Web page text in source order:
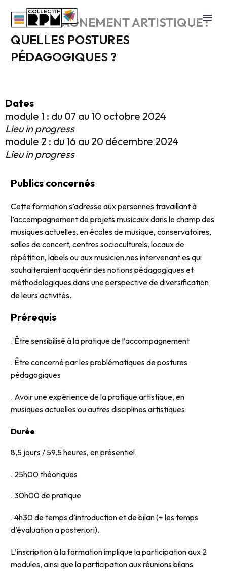
ACCOMPAGNEMENT ARTISTIQUE :
QUELLES POSTURES
PÉDAGOGIQUES ?
Dates
module 1 : du 07 au 10 octobre 2024
Lieu in progress
module 2 : du 16 au 20 décembre 2024
Lieu in progress
Publics concernés
Cette formation s’adresse aux personnes travaillant à
l’accompagnement de projets musicaux dans le champ des
musiques actuelles, en écoles de musique, conservatoires,
salles de concert, centres socioculturels, locaux de
répétition, labels ou aux musicien.nes intervenant.es qui
souhaiteraient acquérir des notions pédagogiques et
méthodologiques dans une perspective de diversification
de leurs activités.
Prérequis
. Être sensibilisé à la pratique de l’accompagnement
. Être concerné par les problématiques de postures
pédagogiques
. Avoir une expérience de la pratique artistique, en
musiques actuelles ou autres disciplines artistiques
Durée
8,5 jours / 59,5 heures, en présentiel.
. 25h00 théoriques
. 30h00 de pratique
. 4h30 de temps d’introduction et de bilan (+ les temps
d’évaluation a posteriori).
L’inscription à la formation implique la participation aux 2
modules, ainsi que la participation aux réunions bilans